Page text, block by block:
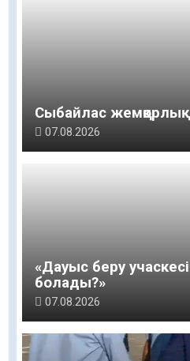
Сыбайлас жемқорлық
07.08.2026
«Дауыс беру
болады?»￼
07.08.2026